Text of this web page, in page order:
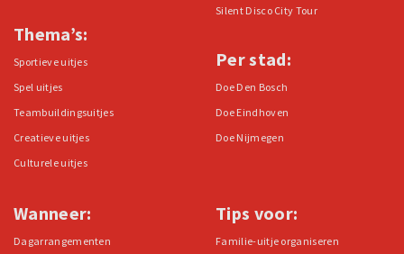
Thema’s:
Sportieve uitjes
Spel uitjes
Teambuildingsuitjes
Creatieve uitjes
Culturele uitjes
Silent Disco City Tour
Per stad:
Doe Den Bosch
Doe Eindhoven
Doe Nijmegen
Wanneer:
Dagarrangementen
Tips voor:
Familie-uitje organiseren